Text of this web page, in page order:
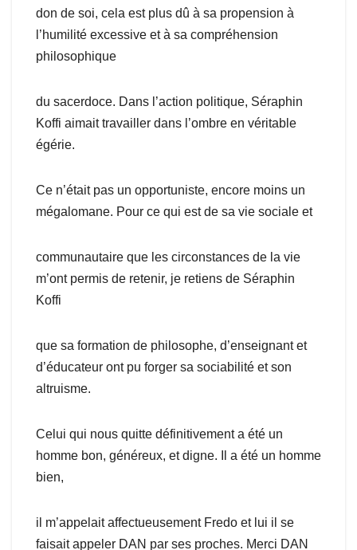
don de soi, cela est plus dû à sa propension à
l’humilité excessive et à sa compréhension
philosophique
du sacerdoce. Dans l’action politique, Séraphin
Koffi aimait travailler dans l’ombre en véritable
égérie.
Ce n’était pas un opportuniste, encore moins un
mégalomane. Pour ce qui est de sa vie sociale et
communautaire que les circonstances de la vie
m’ont permis de retenir, je retiens de Séraphin
Koffi
que sa formation de philosophe, d’enseignant et
d’éducateur ont pu forger sa sociabilité et son
altruisme.
Celui qui nous quitte définitivement a été un
homme bon, généreux, et digne. Il a été un homme
bien,
il m’appelait affectueusement Fredo et lui il se
faisait appeler DAN par ses proches. Merci DAN